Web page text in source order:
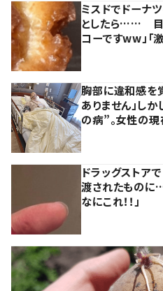
ミスドでドーナ
としたら…… 目
コーですww」「
胸部に違和感を
ありません」し
の病”。女性の
ドラッグストア
渡されたものに
なにこれ！！」